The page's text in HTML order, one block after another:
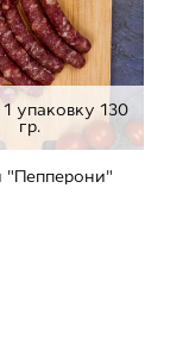
1 упаковку 130
гр.
"Пепперони"